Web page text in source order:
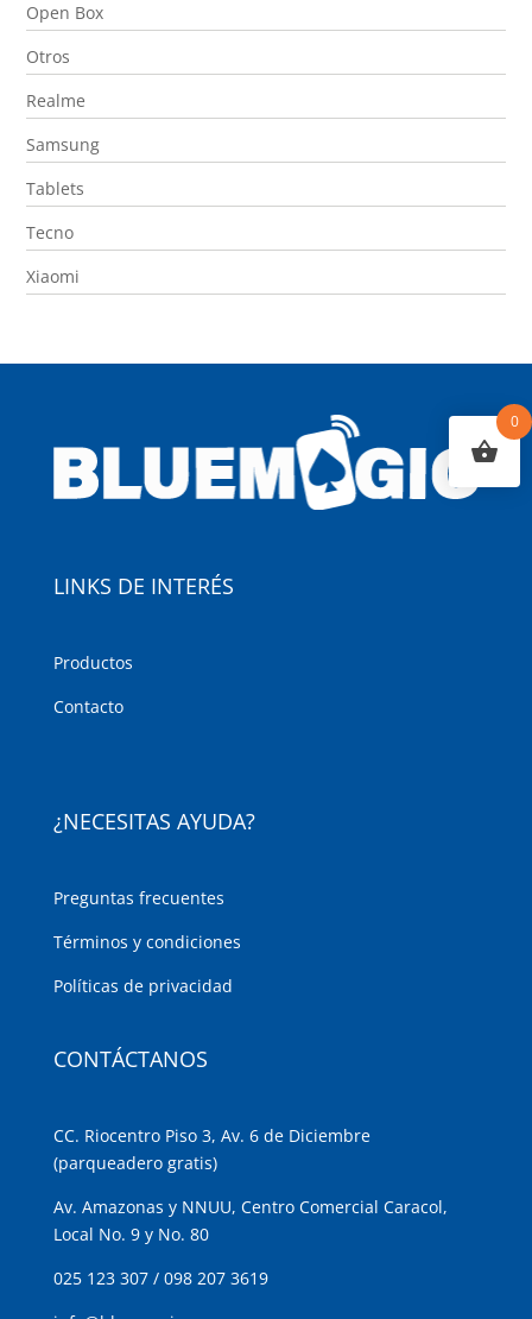
Open Box
Otros
Realme
Samsung
Tablets
Tecno
Xiaomi
LINKS DE INTERÉS
Productos
Contacto
¿NECESITAS AYUDA?
Preguntas frecuentes
Términos y condiciones
Políticas de privacidad
CONTÁCTANOS
CC. Riocentro Piso 3, Av. 6 de Diciembre
(parqueadero gratis)
Av. Amazonas y NNUU, Centro Comercial Caracol,
Local No. 9 y No. 80
025 123 307 / 098 207 3619
0